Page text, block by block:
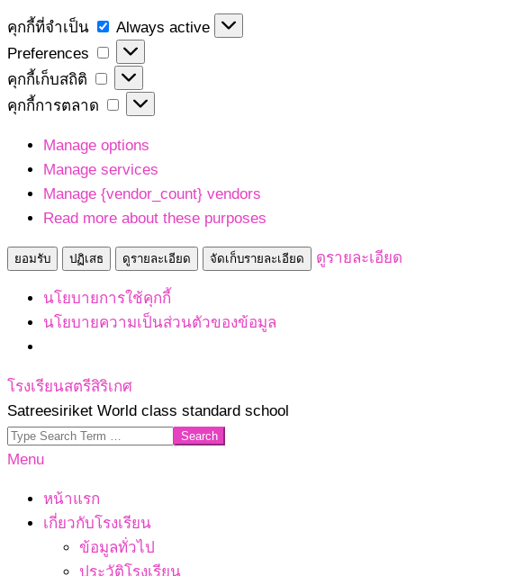
คุกกี้ที่จำเป็น
คุกกี้
ที่
จำเป็น
Always active
Preferences
Preferences
คุกกี้เก็บสถิติ
คุกกี้
เก็บ
คุกกี้การตลาด
คุกกี้
ตลาด
Manage options
Manage services
Manage {vendor_count} vendors
Read more about these purposes
ยอมรับ ปฏิเสธ ดูรายละเอียด จัดเก็บรายละเอียด ดูรายละเอียด
นโยบายการใช้คุกกี้
นโยบายความเป็นส่วนตัวของข้อมูล
Skip
to
content
โรงเรียนสตรีสิริเกศ
Satreesiriket World class standard school
Search
Primary
Menu
Menu
หน้าแรก
เกี่ยวกับโรงเรียน
ข้อมูลทั่วไป
ประวัติโรงเรียน